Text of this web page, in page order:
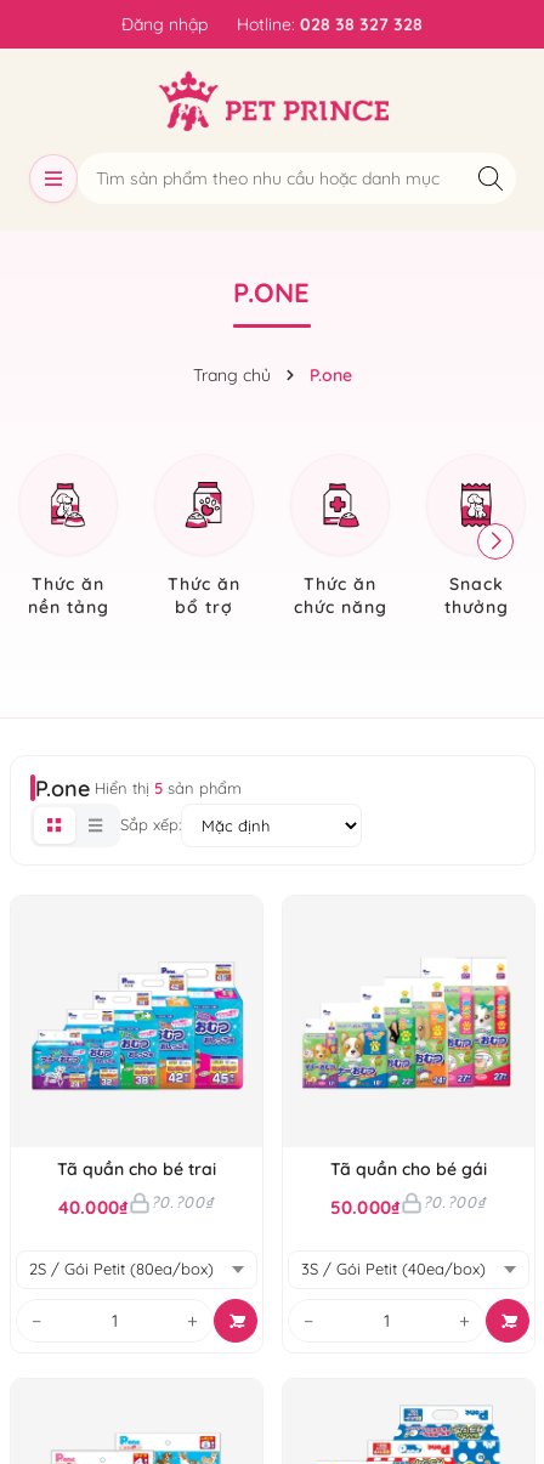
Đăng nhập Hotline: 028 38 327 328
P.ONE
Trang chủ P.one
Thức ăn
nền tảng
Thức ăn
bổ trợ
Thức ăn
chức năng
Snack
thưởng
P.one Hiển thị 5sản phẩm
Sắp xếp:
Tã quần cho bé trai
40.000₫ ?0.?00₫
− +
Tã quần cho bé gái
50.000₫ ?0.?00₫
− +